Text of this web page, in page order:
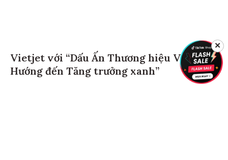
Vietjet với “Dấu Ấn Thương hiệu Việt
Hướng đến Tăng trưởng xanh”
✕